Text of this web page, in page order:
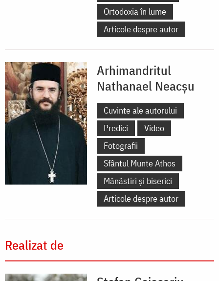
Ortodoxia în lume
Articole despre autor
Arhimandritul
Nathanael Neacşu
Cuvinte ale autorului
Predici
Video
Fotografii
Sfântul Munte Athos
Mănăstiri și biserici
Articole despre autor
Realizat de